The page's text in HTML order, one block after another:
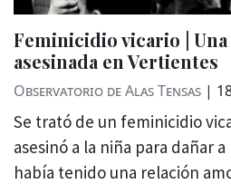
Feminicidio vicario |
asesinada en Vertientes
Observatorio de Alas Tensas |
Se trató de un feminicidio
asesinó a la niña para dañar
había tenido una relación